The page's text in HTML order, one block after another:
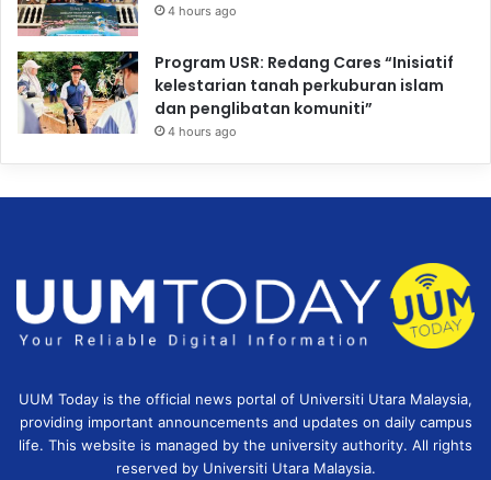
4 hours ago
Program USR: Redang Cares “Inisiatif
kelestarian tanah perkuburan islam
dan penglibatan komuniti”
4 hours ago
UUM Today is the official news portal of Universiti Utara Malaysia,
providing important announcements and updates on daily campus
life. This website is managed by the university authority. All rights
reserved by Universiti Utara Malaysia.